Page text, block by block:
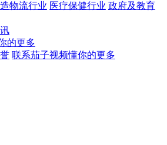
物流行业 医疗保健行业 政府及教育
的更多
联系茄子视频懂你的更多